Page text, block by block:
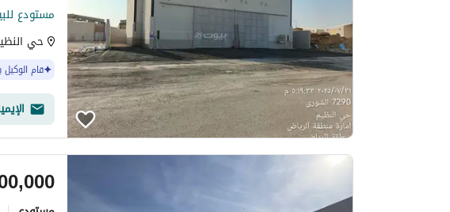
مستودع
حي
قام الوكيل